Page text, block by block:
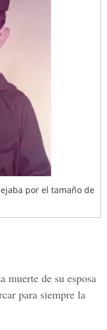
por el tamaño de
muerte de su esposa
para siempre la